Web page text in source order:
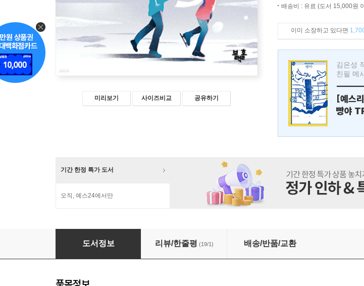
미리보기 사이즈비교 공유하기
배송비 : 유료 (도서 15,000원
이미 소장하고 있다면
김은성
친필 메
[예스
빵야
기간 한정 특가 도서
오직, 예스24에서만
너의 궤도를 맴돌며
도서정보 리뷰/한줄평 (19/1) 배송/반품/교환